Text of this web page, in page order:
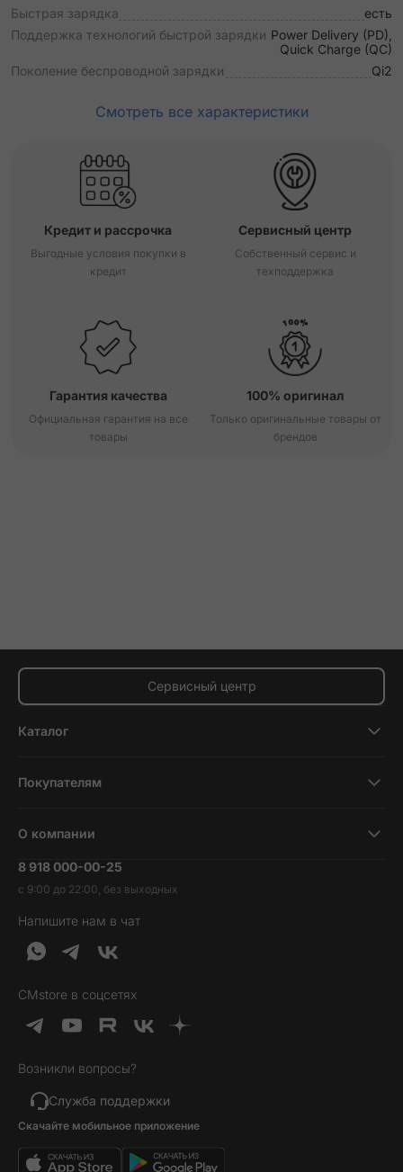
Быстрая зарядка
есть
Поддержка технологий быстрой зарядки Power Delivery (PD),
Quick Charge (QC)
Поколение беспроводной зарядки
Qi2
Смотреть все характеристики
Кредит и рассрочка
Выгодные условия покупки в
кредит
Сервисный центр
Собственный сервис и
техподдержка
Гарантия качества
Официальная гарантия на все
товары
100% оригинал
Только оригинальные товары от
брендов
Сервисный центр
Каталог
Планшеты
Наушники и колонки
Гаджеты
Услуги и софт
Идеи подарков
Товары дня
Выгодные комплекты
Хиты продаж
Уценка
Покупателям
Трейд-ин
Гарантия и возврат
Доставка и оплата
Кредит и рассрочка
О компании
Вакансии
Контакты
Обратная связь
О нас
8 918 000-00-25
с 9:00 до 22:00, без выходных
Напишите нам в чат
CMstore в соцсетях
Возникли вопросы?
Служба поддержки
Скачайте мобильное приложение